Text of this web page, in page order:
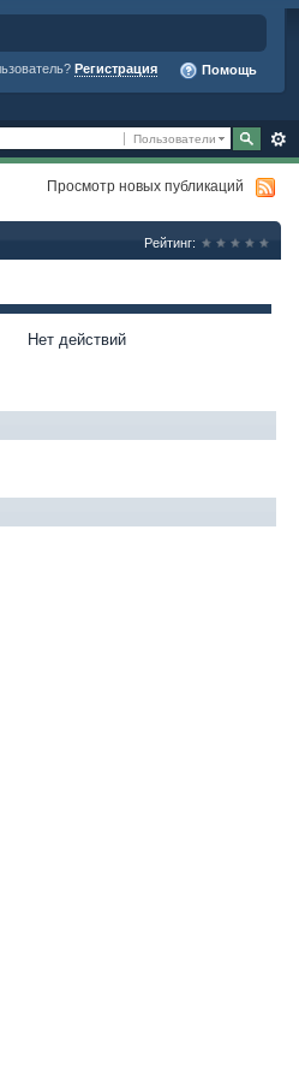
Регистрация Помощь
Пользователи
Просмотр новых публикаций
Рейтинг:
Нет действий